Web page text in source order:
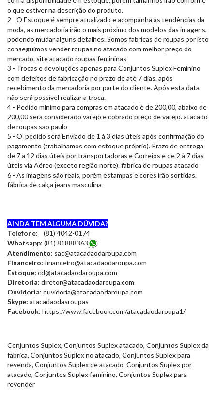
o que estiver na descrição do produto.
2 - O Estoque é sempre atualizado e acompanha as tendências da
moda, as mercadoria irão o mais próximo dos modelos das imagens,
podendo mudar alguns detalhes. Somos fabricas de roupas por isto
conseguimos vender roupas no atacado com melhor preço do
mercado. site atacado roupas femininas
3 - Trocas e devoluções apenas para Conjuntos Suplex Feminino
com defeitos de fabricação no prazo de até 7 dias. após
recebimento da mercadoria por parte do cliente. Após esta data
não será possível realizar a troca.
4 - Pedido mínimo para compras em atacado é de 200,00, abaixo de
200,00 será considerado varejo e cobrado preço de varejo. atacado
de roupas sao paulo
5 - O pedido será Enviado de 1 à 3 dias úteis após confirmação do
pagamento (trabalhamos com estoque próprio). Prazo de entrega
de 7 a 12 dias úteis por transportadoras e Correios e de 2 à 7 dias
úteis via Aéreo (exceto região norte). fabrica de roupas atacado
6 - As imagens são reais, porém estampas e cores irão sortidas.
fábrica de calça jeans masculina
AINDA TEM ALGUMA DÚVIDA?
Telefone: (81) 4042-0174
Whatsapp: (81) 81888363
Atendimento: sac@atacadaodaroupa.com
Financeiro: financeiro@atacadaodaroupa.com
Estoque: cd@atacadaodaroupa.com
Diretoria: diretor@atacadaodaroupa.com
Ouvidoria: ouvidoria@atacadaodaroupa.com
Skype: atacadaodasroupas
Facebook: https://www.facebook.com/atacadaodaroupa1/
Conjuntos Suplex, Conjuntos Suplex atacado, Conjuntos Suplex da
fabrica, Conjuntos Suplex no atacado, Conjuntos Suplex para
revenda, Conjuntos Suplex de atacado, Conjuntos Suplex por
atacado, Conjuntos Suplex feminino, Conjuntos Suplex para
revender